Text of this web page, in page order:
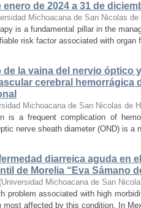
de 2024 a 31 de
Michoacana de San Nicolas de
is a fundamental pillar in the
risk factor associated with organ
de la vaina del nervio óptico
cerebral hemorrágica
Michoacana de San Nicolas de
is a frequent complication of
nerve sheath diameter (OND) is a
diarreica aguda en
de Morelia “Eva Sámano
(Universidad Michoacana de San
problem associated with high
most affected by this condition. In